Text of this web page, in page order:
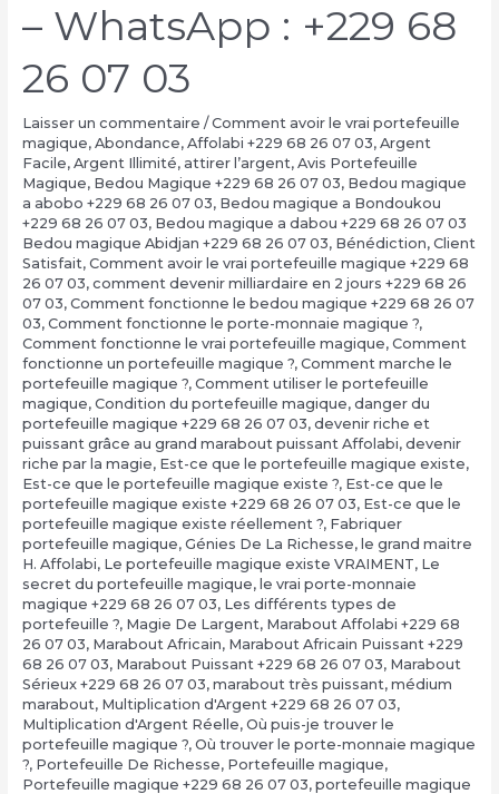
– WhatsApp : +229 68
26 07 03
Laisser un commentaire /Comment avoir le vrai portefeuille
magique, Abondance, Affolabi +229 68 26 07 03, Argent
Facile, Argent Illimité, attirer l’argent, Avis Portefeuille
Magique, Bedou Magique +229 68 26 07 03, Bedou magique
a abobo +229 68 26 07 03, Bedou magique a Bondoukou
+229 68 26 07 03, Bedou magique a dabou +229 68 26 07 03
Bedou magique Abidjan +229 68 26 07 03, Bénédiction, Client
Satisfait, Comment avoir le vrai portefeuille magique +229 68
26 07 03, comment devenir milliardaire en 2 jours +229 68 26
07 03, Comment fonctionne le bedou magique +229 68 26 07
03, Comment fonctionne le porte-monnaie magique ?,
Comment fonctionne le vrai portefeuille magique, Comment
fonctionne un portefeuille magique ?, Comment marche le
portefeuille magique ?, Comment utiliser le portefeuille
magique, Condition du portefeuille magique, danger du
portefeuille magique +229 68 26 07 03, devenir riche et
puissant grâce au grand marabout puissant Affolabi, devenir
riche par la magie, Est-ce que le portefeuille magique existe,
Est-ce que le portefeuille magique existe ?, Est-ce que le
portefeuille magique existe +229 68 26 07 03, Est-ce que le
portefeuille magique existe réellement ?, Fabriquer
portefeuille magique, Génies De La Richesse, le grand maitre
H. Affolabi, Le portefeuille magique existe VRAIMENT, Le
secret du portefeuille magique, le vrai porte-monnaie
magique +229 68 26 07 03, Les différents types de
portefeuille ?, Magie De Largent, Marabout Affolabi +229 68
26 07 03, Marabout Africain, Marabout Africain Puissant +229
68 26 07 03, Marabout Puissant +229 68 26 07 03, Marabout
Sérieux +229 68 26 07 03, marabout très puissant, médium
marabout, Multiplication d'Argent +229 68 26 07 03,
Multiplication d'Argent Réelle, Où puis-je trouver le
portefeuille magique ?, Où trouver le porte-monnaie magique
?, Portefeuille De Richesse, Portefeuille magique,
Portefeuille magique +229 68 26 07 03, portefeuille magique